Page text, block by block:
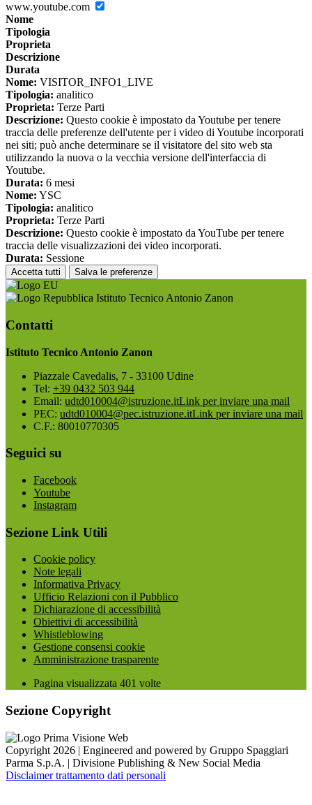
www.youtube.com
Nome
Tipologia
Proprieta
Descrizione
Durata
Nome: VISITOR_INFO1_LIVE
Tipologia: analitico
Proprieta: Terze Parti
Descrizione: Questo cookie è impostato da Youtube per tenere
traccia delle preferenze dell'utente per i video di Youtube incorporati
nei siti; può anche determinare se il visitatore del sito web sta
utilizzando la nuova o la vecchia versione dell'interfaccia di
Youtube.
Durata: 6 mesi
Nome: YSC
Tipologia: analitico
Proprieta: Terze Parti
Descrizione: Questo cookie è impostato da YouTube per tenere
traccia delle visualizzazioni dei video incorporati.
Durata: Sessione
Accetta tutti Salva le preferenze
Istituto Tecnico Antonio Zanon
Contatti
Istituto Tecnico Antonio Zanon
Piazzale Cavedalis, 7 - 33100 Udine
Tel: +39 0432 503 944
Email: udtd010004@istruzione.itLink per inviare una mail
PEC: udtd010004@pec.istruzione.itLink per inviare una mail
C.F.: 80010770305
Seguici su
Facebook
Youtube
Instagram
Sezione Link Utili
Cookie policy
Note legali
Informativa Privacy
Ufficio Relazioni con il Pubblico
Dichiarazione di accessibilità
Obiettivi di accessibilità
Whistleblowing
Gestione consensi cookie
Amministrazione trasparente
Pagina visualizzata 401 volte
Sezione Copyright
Copyright 2026 | Engineered and powered by Gruppo Spaggiari
Parma S.p.A. | Divisione Publishing & New Social Media
Disclaimer trattamento dati personali